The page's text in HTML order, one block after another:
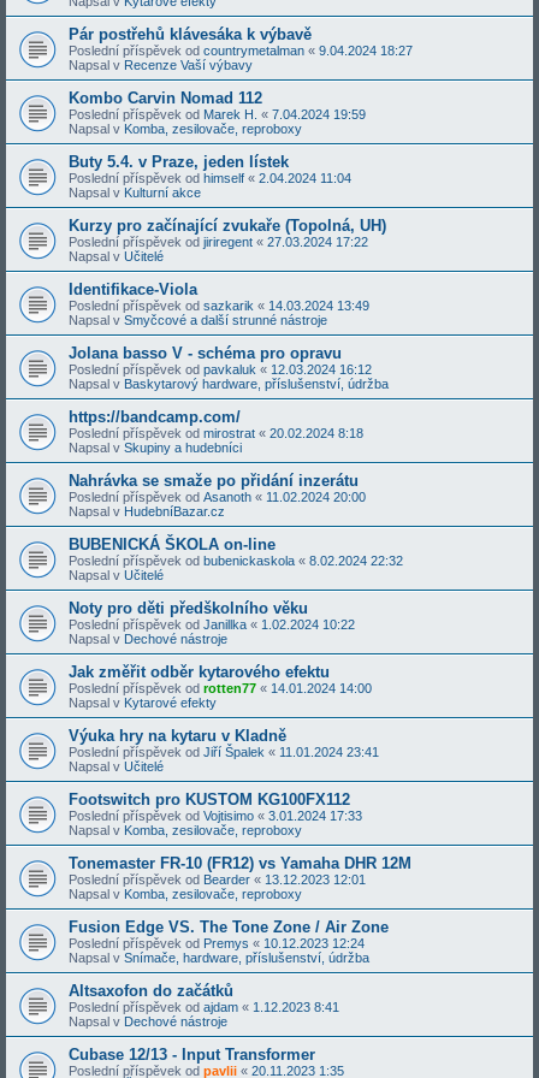
Pár postřehů klávesáka k výbavě
Poslední příspěvek od countrymetalman « 9.04.2024 18:27
Napsal v Recenze Vaší výbavy
Kombo Carvin Nomad 112
Poslední příspěvek od Marek H. « 7.04.2024 19:59
Napsal v Komba, zesilovače, reproboxy
Buty 5.4. v Praze, jeden lístek
Poslední příspěvek od himself « 2.04.2024 11:04
Napsal v Kulturní akce
Kurzy pro začínající zvukaře (Topolná, UH)
Poslední příspěvek od jiriregent « 27.03.2024 17:22
Napsal v Učitelé
Identifikace-Viola
Poslední příspěvek od sazkarik « 14.03.2024 13:49
Napsal v Smyčcové a další strunné nástroje
Jolana basso V - schéma pro opravu
Poslední příspěvek od pavkaluk « 12.03.2024 16:12
Napsal v Baskytarový hardware, příslušenství, údržba
https://bandcamp.com/
Poslední příspěvek od mirostrat « 20.02.2024 8:18
Napsal v Skupiny a hudebníci
Nahrávka se smaže po přidání inzerátu
Poslední příspěvek od Asanoth « 11.02.2024 20:00
Napsal v HudebníBazar.cz
BUBENICKÁ ŠKOLA on-line
Poslední příspěvek od bubenickaskola « 8.02.2024 22:32
Napsal v Učitelé
Noty pro děti předškolního věku
Poslední příspěvek od Janillka « 1.02.2024 10:22
Napsal v Dechové nástroje
Jak změřit odběr kytarového efektu
Poslední příspěvek od rotten77 « 14.01.2024 14:00
Napsal v Kytarové efekty
Výuka hry na kytaru v Kladně
Poslední příspěvek od Jiří Špalek « 11.01.2024 23:41
Napsal v Učitelé
Footswitch pro KUSTOM KG100FX112
Poslední příspěvek od Vojtisimo « 3.01.2024 17:33
Napsal v Komba, zesilovače, reproboxy
Tonemaster FR-10 (FR12) vs Yamaha DHR 12M
Poslední příspěvek od Bearder « 13.12.2023 12:01
Napsal v Komba, zesilovače, reproboxy
Fusion Edge VS. The Tone Zone / Air Zone
Poslední příspěvek od Premys « 10.12.2023 12:24
Napsal v Snímače, hardware, příslušenství, údržba
Altsaxofon do začátků
Poslední příspěvek od ajdam « 1.12.2023 8:41
Napsal v Dechové nástroje
Cubase 12/13 - Input Transformer
Poslední příspěvek od pavlii « 20.11.2023 1:35